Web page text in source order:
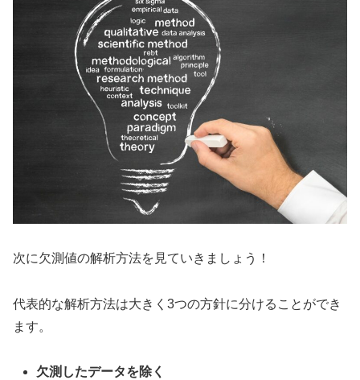
次に欠測値の解析方法を見ていきましょう！
代表的な解析方法は大きく3つの方針に分けることができ
ます。
欠測したデータを除く